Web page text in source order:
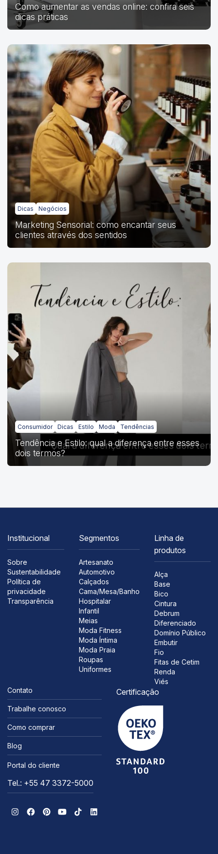
Como aumentar as vendas online: confira seis
dicas práticas
Dicas Negócios
Marketing Sensorial: como encantar seus
clientes através dos sentidos
Consumidor Dicas Estilo Moda Tendências
Tendência e Estilo: qual a diferença entre esses
dois termos?
Institucional
Sobre
Sustentabilidade
Política de
privacidade
Transparência
Segmentos
Artesanato
Automotivo
Calçados
Cama/Mesa/Banho
Hospitalar
Infantil
Meias
Moda Fitness
Moda Íntima
Moda Praia
Roupas
Uniformes
Linha de
produtos
Alça
Base
Bico
Cintura
Debrum
Diferenciado
Domínio Público
Embutir
Fio
Fitas de Cetim
Renda
Viés
Contato
Trabalhe conosco
Como comprar
Blog
Portal do cliente
Tel.: +55 47 3372-5000
Certificação